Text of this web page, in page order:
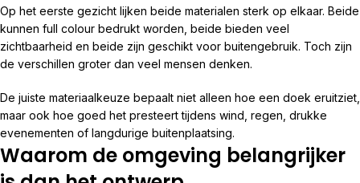
Op het eerste gezicht lijken beide materialen sterk op elkaar. Beide
kunnen full colour bedrukt worden, beide bieden veel
zichtbaarheid en beide zijn geschikt voor buitengebruik. Toch zijn
de verschillen groter dan veel mensen denken.
De juiste materiaalkeuze bepaalt niet alleen hoe een doek eruitziet,
maar ook hoe goed het presteert tijdens wind, regen, drukke
evenementen of langdurige buitenplaatsing.
Waarom de omgeving belangrijker